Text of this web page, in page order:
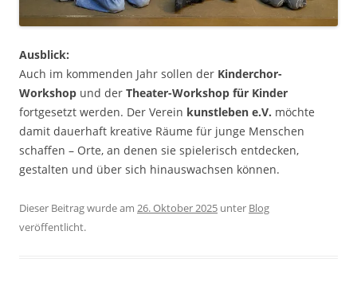
Ausblick:
Auch im kommenden Jahr sollen der Kinderchor-
Workshop und der Theater-Workshop für Kinder
fortgesetzt werden. Der Verein kunstleben e.V. möchte
damit dauerhaft kreative Räume für junge Menschen
schaffen – Orte, an denen sie spielerisch entdecken,
gestalten und über sich hinauswachsen können.
Dieser Beitrag wurde am 26. Oktober 2025 unter Blog
veröffentlicht.